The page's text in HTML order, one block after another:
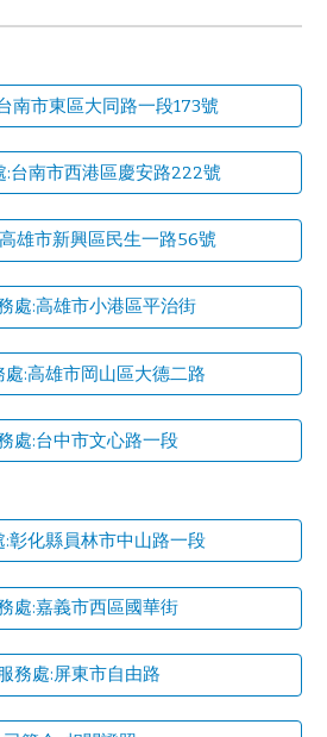
南市東區大同路一段173號
:台南市西港區慶安路222號
雄市新興區民生一路56號
處:高雄市小港區平治街
:高雄市岡山區大德二路
處:台中市文心路一段
:彰化縣員林市中山路一段
處:嘉義市西區國華街
務處:屏東市自由路